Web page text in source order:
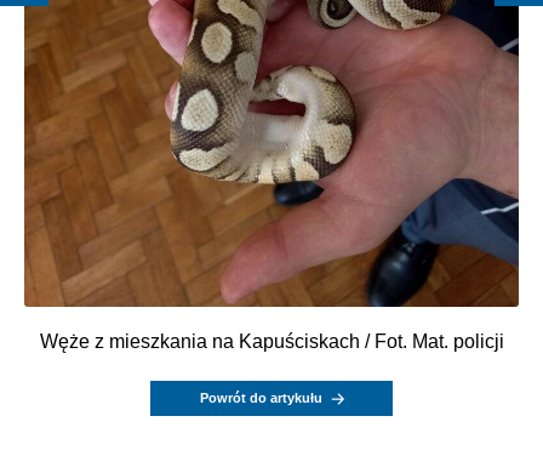
Węże z mieszkania na Kapuściskach / Fot. Mat. policji
Powrót do artykułu